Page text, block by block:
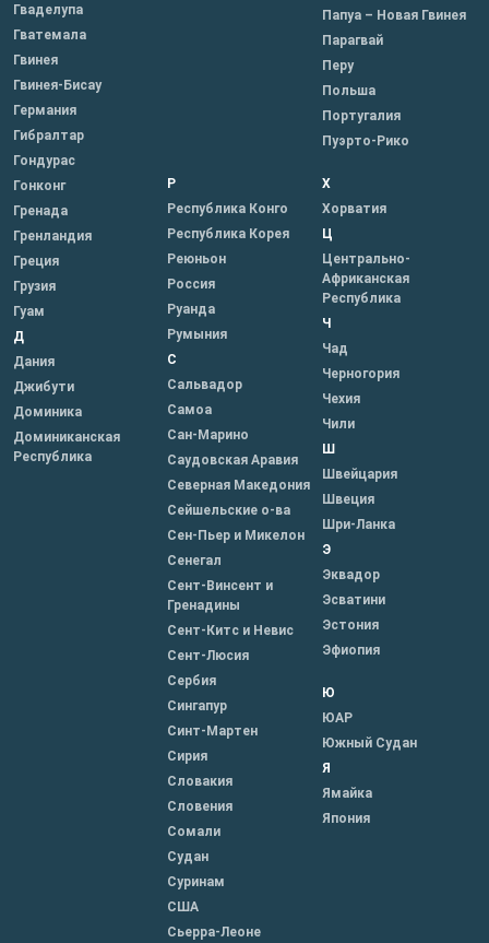
Гваделупа
Гватемала
Гвинея
Гвинея-Бисау
Германия
Гибралтар
Гондурас
Гонконг
Гренада
Гренландия
Греция
Грузия
Гуам
Д
Дания
Джибути
Доминика
Доминиканская
Республика
Папуа – Новая Гвинея
Парагвай
Перу
Польша
Португалия
Пуэрто-Рико
Р
Республика Конго
Республика Корея
Реюньон
Россия
Руанда
Румыния
С
Сальвадор
Самоа
Сан-Марино
Саудовская Аравия
Северная Македония
Сейшельские о-ва
Сен-Пьер и Микелон
Сенегал
Сент-Винсент и
Гренадины
Сент-Китс и Невис
Сент-Люсия
Сербия
Сингапур
Синт-Мартен
Сирия
Словакия
Словения
Сомали
Судан
Суринам
США
Сьерра-Леоне
Х
Хорватия
Ц
Центрально-
Африканская
Республика
Ч
Чад
Черногория
Чехия
Чили
Ш
Швейцария
Швеция
Шри-Ланка
Э
Эквадор
Эсватини
Эстония
Эфиопия
Ю
ЮАР
Южный Судан
Я
Ямайка
Япония